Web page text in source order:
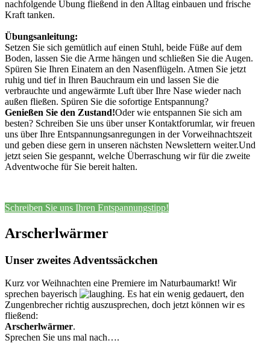
nachfolgende Übung fließend in den Alltag einbauen und frische
Kraft tanken.
Übungsanleitung:
Setzen Sie sich gemütlich auf einen Stuhl, beide Füße auf dem
Boden, lassen Sie die Arme hängen und schließen Sie die Augen.
Spüren Sie Ihren Einatem an den Nasenflügeln. Atmen Sie jetzt
ruhig und tief in Ihren Bauchraum ein und lassen Sie die
verbrauchte und angewärmte Luft über Ihre Nase wieder nach
außen fließen. Spüren Sie die sofortige Entspannung?
Genießen Sie den Zustand!Oder wie entspannen Sie sich am
besten? Schreiben Sie uns über unser Kontaktforumlar, wir freuen
uns über Ihre Entspannungsanregungen in der Vorweihnachtszeit
und geben diese gern in unseren nächsten Newslettern weiter.Und
jetzt seien Sie gespannt, welche Überraschung wir für die zweite
Adventwoche für Sie bereit halten.
Schreiben Sie uns Ihren Entspannungstipp!
Arscherlwärmer
Unser zweites Adventssäckchen
Kurz vor Weihnachten eine Premiere im Naturbaumarkt! Wir
sprechen bayerisch
. Es hat ein wenig gedauert, den
Zungenbrecher richtig auszusprechen, doch jetzt können wir es
fließend:
Arscherlwärmer.
Sprechen Sie uns mal nach….